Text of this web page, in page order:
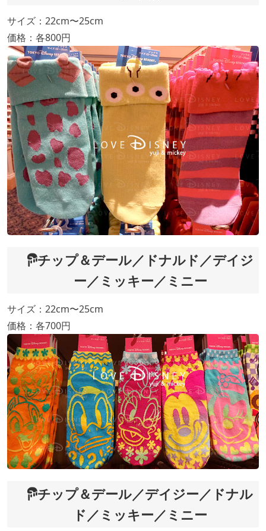
サイズ：22cm〜25cm
価格：各800円
チップ＆デール／ドナルド／デイジ
ー／ミッキー／ミニー
サイズ：22cm〜25cm
価格：各700円
チップ＆デール／デイジー／ドナル
ド／ミッキー／ミニー